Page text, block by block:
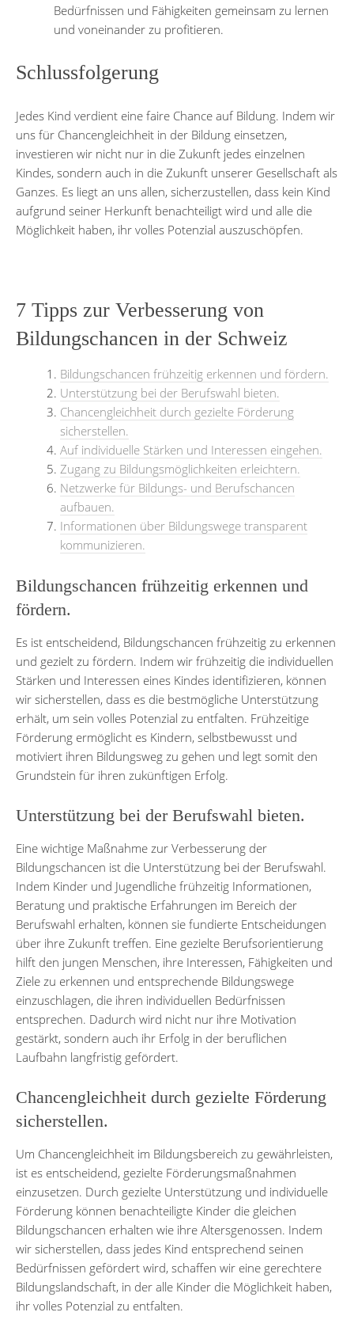
Bedürfnissen und Fähigkeiten gemeinsam zu lernen
und voneinander zu profitieren.
Schlussfolgerung
Jedes Kind verdient eine faire Chance auf Bildung. Indem wir
uns für Chancengleichheit in der Bildung einsetzen,
investieren wir nicht nur in die Zukunft jedes einzelnen
Kindes, sondern auch in die Zukunft unserer Gesellschaft als
Ganzes. Es liegt an uns allen, sicherzustellen, dass kein Kind
aufgrund seiner Herkunft benachteiligt wird und alle die
Möglichkeit haben, ihr volles Potenzial auszuschöpfen.
7 Tipps zur Verbesserung von
Bildungschancen in der Schweiz
Bildungschancen frühzeitig erkennen und fördern.
Unterstützung bei der Berufswahl bieten.
Chancengleichheit durch gezielte Förderung
sicherstellen.
Auf individuelle Stärken und Interessen eingehen.
Zugang zu Bildungsmöglichkeiten erleichtern.
Netzwerke für Bildungs- und Berufschancen
aufbauen.
Informationen über Bildungswege transparent
kommunizieren.
Bildungschancen frühzeitig erkennen und
fördern.
Es ist entscheidend, Bildungschancen frühzeitig zu erkennen
und gezielt zu fördern. Indem wir frühzeitig die individuellen
Stärken und Interessen eines Kindes identifizieren, können
wir sicherstellen, dass es die bestmögliche Unterstützung
erhält, um sein volles Potenzial zu entfalten. Frühzeitige
Förderung ermöglicht es Kindern, selbstbewusst und
motiviert ihren Bildungsweg zu gehen und legt somit den
Grundstein für ihren zukünftigen Erfolg.
Unterstützung bei der Berufswahl bieten.
Eine wichtige Maßnahme zur Verbesserung der
Bildungschancen ist die Unterstützung bei der Berufswahl.
Indem Kinder und Jugendliche frühzeitig Informationen,
Beratung und praktische Erfahrungen im Bereich der
Berufswahl erhalten, können sie fundierte Entscheidungen
über ihre Zukunft treffen. Eine gezielte Berufsorientierung
hilft den jungen Menschen, ihre Interessen, Fähigkeiten und
Ziele zu erkennen und entsprechende Bildungswege
einzuschlagen, die ihren individuellen Bedürfnissen
entsprechen. Dadurch wird nicht nur ihre Motivation
gestärkt, sondern auch ihr Erfolg in der beruflichen
Laufbahn langfristig gefördert.
Chancengleichheit durch gezielte Förderung
sicherstellen.
Um Chancengleichheit im Bildungsbereich zu gewährleisten,
ist es entscheidend, gezielte Förderungsmaßnahmen
einzusetzen. Durch gezielte Unterstützung und individuelle
Förderung können benachteiligte Kinder die gleichen
Bildungschancen erhalten wie ihre Altersgenossen. Indem
wir sicherstellen, dass jedes Kind entsprechend seinen
Bedürfnissen gefördert wird, schaffen wir eine gerechtere
Bildungslandschaft, in der alle Kinder die Möglichkeit haben,
ihr volles Potenzial zu entfalten.